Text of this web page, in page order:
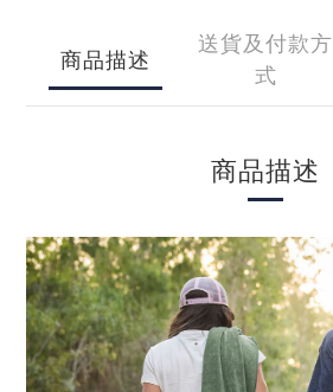
商品描述
送貨及付款方
式
商品描述